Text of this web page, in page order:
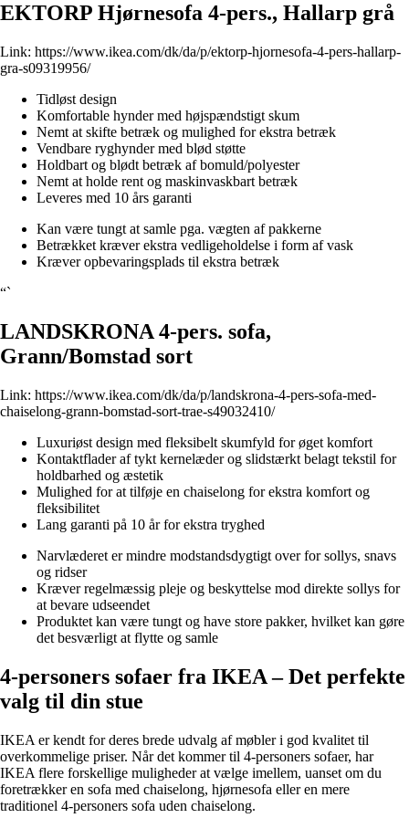
EKTORP Hjørnesofa 4-pers., Hallarp grå
Link: https://www.ikea.com/dk/da/p/ektorp-hjornesofa-4-pers-hallarp-
gra-s09319956/
Tidløst design
Komfortable hynder med højspændstigt skum
Nemt at skifte betræk og mulighed for ekstra betræk
Vendbare ryghynder med blød støtte
Holdbart og blødt betræk af bomuld/polyester
Nemt at holde rent og maskinvaskbart betræk
Leveres med 10 års garanti
Kan være tungt at samle pga. vægten af pakkerne
Betrækket kræver ekstra vedligeholdelse i form af vask
Kræver opbevaringsplads til ekstra betræk
“`
LANDSKRONA 4-pers. sofa,
Grann/Bomstad sort
Link: https://www.ikea.com/dk/da/p/landskrona-4-pers-sofa-med-
chaiselong-grann-bomstad-sort-trae-s49032410/
Luxuriøst design med fleksibelt skumfyld for øget komfort
Kontaktflader af tykt kernelæder og slidstærkt belagt tekstil for
holdbarhed og æstetik
Mulighed for at tilføje en chaiselong for ekstra komfort og
fleksibilitet
Lang garanti på 10 år for ekstra tryghed
Narvlæderet er mindre modstandsdygtigt over for sollys, snavs
og ridser
Kræver regelmæssig pleje og beskyttelse mod direkte sollys for
at bevare udseendet
Produktet kan være tungt og have store pakker, hvilket kan gøre
det besværligt at flytte og samle
4-personers sofaer fra IKEA – Det perfekte
valg til din stue
IKEA er kendt for deres brede udvalg af møbler i god kvalitet til
overkommelige priser. Når det kommer til 4-personers sofaer, har
IKEA flere forskellige muligheder at vælge imellem, uanset om du
foretrækker en sofa med chaiselong, hjørnesofa eller en mere
traditionel 4-personers sofa uden chaiselong.